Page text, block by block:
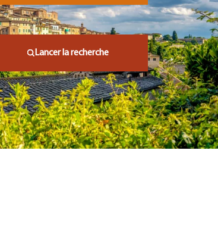
Lancer la recherche